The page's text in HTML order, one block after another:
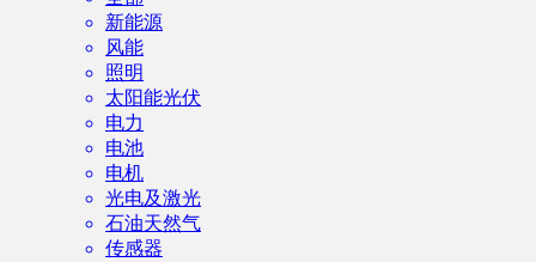
新能源
风能
照明
太阳能光伏
电力
电池
电机
光电及激光
石油天然气
传感器